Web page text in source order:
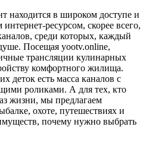
находится в широком доступе и
ресурсом, скорее всего,
среди которых, каждый
Посещая yootv.online,
трансляции кулинарных
комфортного жилища.
деток есть масса каналов с
роликами. А для тех, кто
жизни, мы предлагаем
охоте, путешествиях и
почему нужно выбрать